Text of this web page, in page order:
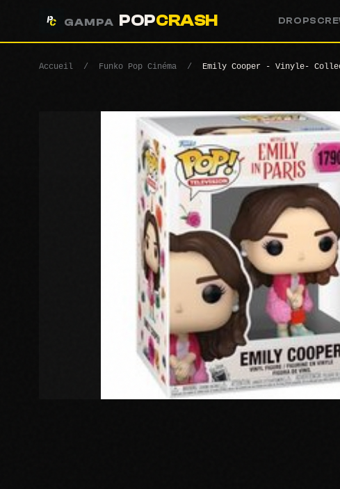
GAMPA POPCRASH DROPS
Accueil / Funko Pop Cinéma / Emily Cooper - Vinyle-